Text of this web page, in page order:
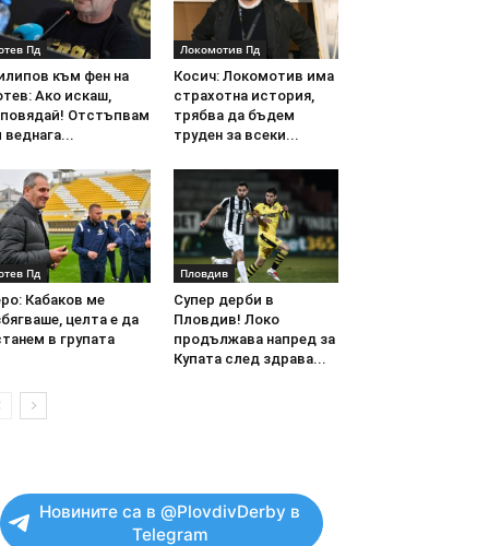
Пд
към фен на
Ако искаш,
Отстъпвам
веднага...
Локомотив Пд
Косич: Локомотив има
страхотна история,
трябва да бъдем
труден за всеки...
Пд
Кабаков ме
целта е да
в групата
Пловдив
Супер дерби в
Пловдив! Локо
продължава напред за
Купата след здрава...
Новините са в @PlovdivDerby в
Telegram